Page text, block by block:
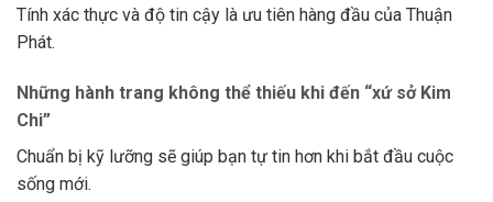
Tính xác thực và độ tin cậy là ưu tiên hàng đầu của Thuận
Phát.
Những hành trang không thể thiếu khi đến “xứ sở Kim
Chi”
Chuẩn bị kỹ lưỡng sẽ giúp bạn tự tin hơn khi bắt đầu cuộc
sống mới.